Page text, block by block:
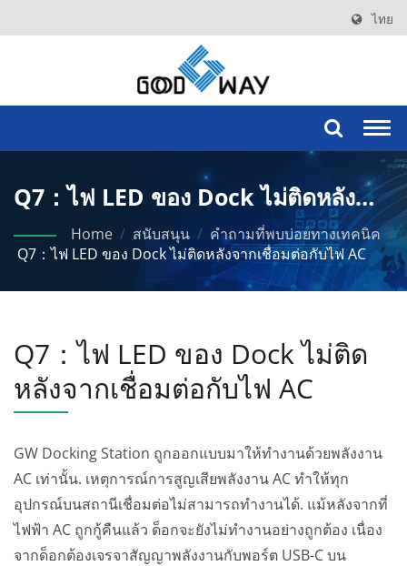
ไทย
Q7：ไฟ LED ของ Dock ไม่ติดหลัง
จากเชื่อมต่อกับไฟ AC
Home / สนับสนุน / คำถามที่พบบ่อยทางเทคนิค /
Q7：ไฟ LED ของ Dock ไม่ติดหลังจากเชื่อมต่อกับไฟ AC
Q7：ไฟ LED ของ Dock ไม่ติด
หลังจากเชื่อมต่อกับไฟ AC
GW Docking Station ถูกออกแบบมาให้ทำงานด้วยพลังงาน
AC เท่านั้น. เหตุการณ์การสูญเสียพลังงาน AC ทำให้ทุก
อุปกรณ์บนสถานีเชื่อมต่อไม่สามารถทำงานได้. แม้หลังจากที่
ไฟฟ้า AC ถูกกู้คืนแล้ว ด็อกจะยังไม่ทำงานอย่างถูกต้อง เนื่อง
จากด็อกต้องเจรจาสัญญาพลังงานกับพอร์ต USB-C บน